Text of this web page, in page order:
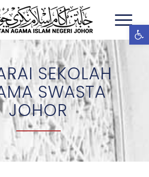
SEKOLAH
SWASTA
JOHOR